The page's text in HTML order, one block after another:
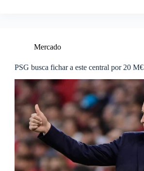
Mercado
PSG busca fichar a este central por 20 M€